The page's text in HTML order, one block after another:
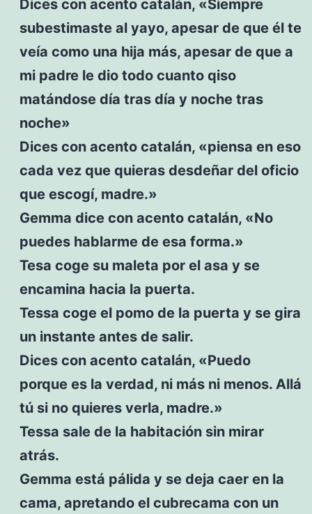
Dices con acento catalán, «Siempre
subestimaste al yayo, apesar de que él te
veía como una hija más, apesar de que a
mi padre le dio todo cuanto qiso
matándose día tras día y noche tras
noche»
Dices con acento catalán, «piensa en eso
cada vez que quieras desdeñar del oficio
que escogí, madre.»
Gemma dice con acento catalán, «No
puedes hablarme de esa forma.»
Tesa coge su maleta por el asa y se
encamina hacia la puerta.
Tessa coge el pomo de la puerta y se gira
un instante antes de salir.
Dices con acento catalán, «Puedo
porque es la verdad, ni más ni menos. Allá
tú si no quieres verla, madre.»
Tessa sale de la habitación sin mirar
atrás.
Gemma está pálida y se deja caer en la
cama, apretando el cubrecama con un